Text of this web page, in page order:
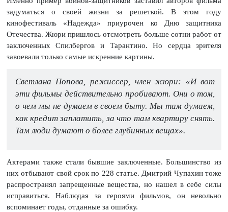
задуматься о своей жизни за решеткой. В этом году
кинофестиваль «Надежда» приурочен ко Дню защитника
Отечества. Жюри пришлось отсмотреть больше сотни работ от
заключенных Спилбергов и Тарантино. Но сердца зрителя
завоевали только самые искренние картины.
Светлана Попова, режиссер, член жюри: «И вот
эти фильмы действительно пробивают. Они о том,
о чем мы не думаем в своем быту. Мы там думаем,
как кредит заплатить, за что там квартиру снять.
Там люди думают о более глубинных вещах».
Актерами также стали бывшие заключенные. Большинство из
них отбывают свой срок по 228 статье. Дмитрий Чупахин тоже
распространял запрещенные вещества, но нашел в себе силы
исправиться. Наблюдая за героями фильмов, он невольно
вспоминает годы, отданные за ошибку.